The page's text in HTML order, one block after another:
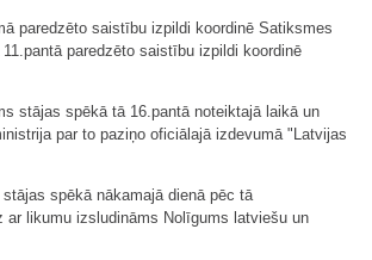
paredzēto saistību izpildi koordinē Satiksmes
paredzēto saistību izpildi koordinē
stājas spēkā tā 16.pantā noteiktajā laikā un
par to paziņo oficiālajā izdevumā "Latvijas
stājas spēkā nākamajā dienā pēc tā
ar likumu izsludināms Nolīgums latviešu un